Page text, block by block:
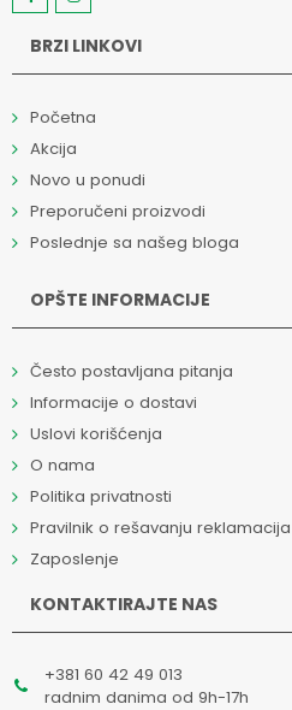
BRZI LINKOVI
Početna
Akcija
Novo u ponudi
Preporučeni proizvodi
Poslednje sa našeg bloga
OPŠTE INFORMACIJE
Često postavljana pitanja
Informacije o dostavi
Uslovi korišćenja
O nama
Politika privatnosti
Pravilnik o rešavanju reklamacija
Zaposlenje
KONTAKTIRAJTE NAS
+381 60 42 49 013
radnim danima od 9h-17h